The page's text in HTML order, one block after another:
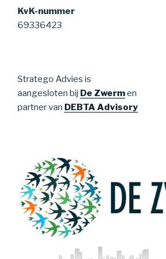
KvK-nummer
69336423
Stratego Advies is
aangesloten bij De Zwermen
partner van DEBTA Advisory